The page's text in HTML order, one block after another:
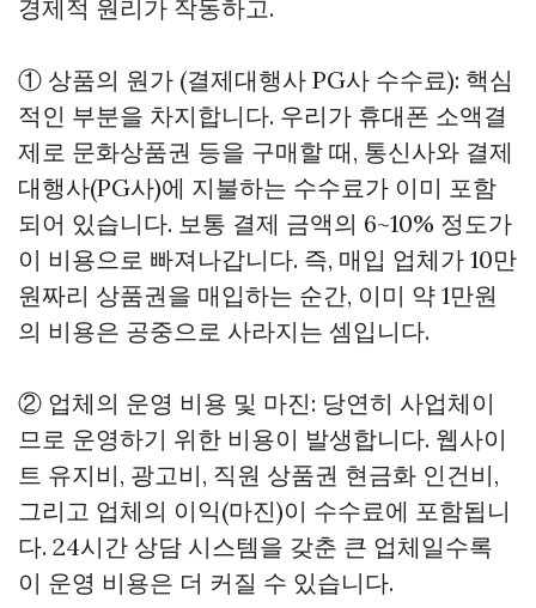
경제적 원리가 작동하고.
① 상품의 원가 (결제대행사 PG사 수수료): 핵심
적인 부분을 차지합니다. 우리가 휴대폰 소액결
제로 문화상품권 등을 구매할 때, 통신사와 결제
대행사(PG사)에 지불하는 수수료가 이미 포함
되어 있습니다. 보통 결제 금액의 6~10% 정도가
이 비용으로 빠져나갑니다. 즉, 매입 업체가 10만
원짜리 상품권을 매입하는 순간, 이미 약 1만원
의 비용은 공중으로 사라지는 셈입니다.
② 업체의 운영 비용 및 마진: 당연히 사업체이
므로 운영하기 위한 비용이 발생합니다. 웹사이
트 유지비, 광고비, 직원 상품권 현금화 인건비,
그리고 업체의 이익(마진)이 수수료에 포함됩니
다. 24시간 상담 시스템을 갖춘 큰 업체일수록
이 운영 비용은 더 커질 수 있습니다.